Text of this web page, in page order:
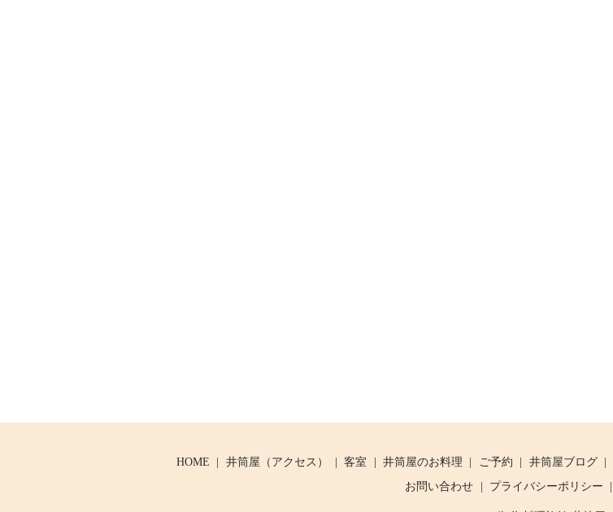
HOME 井筒屋（アクセス） 客室 井筒屋のお料理 ご予約 井筒屋ブログ
お問い合わせ
プライバシーポリシー